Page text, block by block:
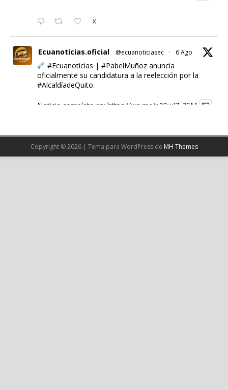
X
Ecuanoticias.oficial @ecuanoticiasec · 6 Ago
#Ecuanoticias | #PabelMuñozanuncia
oficialmente su candidatura a la reelección por la
#AlcaldíadeQuito.
Noticia completa en: https://wp.me/p9SwIZ-75M
Cargar más
Copyright © 2026 | Tema para WordPress de MH Themes